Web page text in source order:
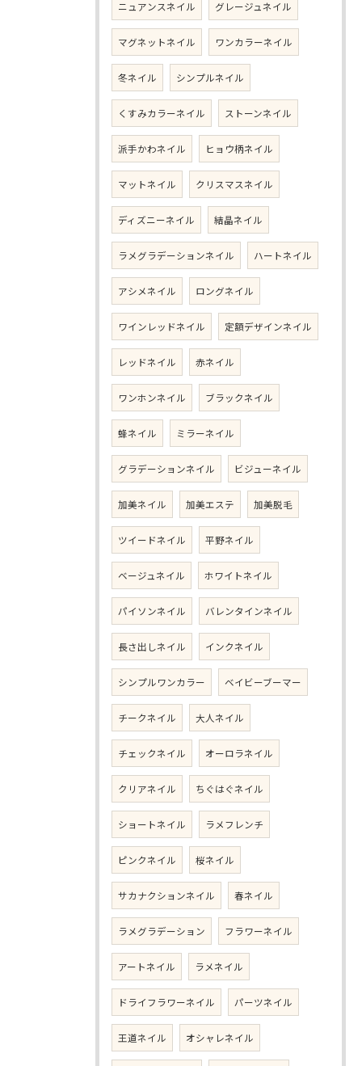
ニュアンスネイル グレージュネイル
マグネットネイル ワンカラーネイル
冬ネイル シンプルネイル
くすみカラーネイル ストーンネイル
派手かわネイル ヒョウ柄ネイル
マットネイル クリスマスネイル
ディズニーネイル 結晶ネイル
ラメグラデーションネイル ハートネイル
アシメネイル ロングネイル
ワインレッドネイル 定額デザインネイル
レッドネイル 赤ネイル
ワンホンネイル ブラックネイル
蜂ネイル ミラーネイル
グラデーションネイル ビジューネイル
加美ネイル 加美エステ 加美脱毛
ツイードネイル 平野ネイル
ベージュネイル ホワイトネイル
パイソンネイル バレンタインネイル
長さ出しネイル インクネイル
シンプルワンカラー ベイビーブーマー
チークネイル 大人ネイル
チェックネイル オーロラネイル
クリアネイル ちぐはぐネイル
ショートネイル ラメフレンチ
ピンクネイル 桜ネイル
サカナクションネイル 春ネイル
ラメグラデーション フラワーネイル
アートネイル ラメネイル
ドライフラワーネイル パーツネイル
王道ネイル オシャレネイル